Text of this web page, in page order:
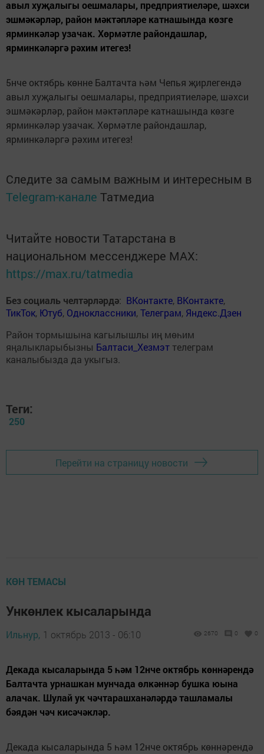
авыл хуҗалыгы оешмалары, предприятиеләре, шәхси
эшмәкәрләр, район мәктәпләре катнашында көзге
ярминкәләр узачак. Хөрмәтле райондашлар,
ярминкәләргә рәхим итегез!
5нче октябрь көнне Балтачта һәм Чепья җирлегендә
авыл хуҗалыгы оешмалары, предприятиеләре, шәхси
эшмәкәрләр, район мәктәпләре катнашында көзге
ярминкәләр узачак. Хөрмәтле райондашлар,
ярминкәләргә рәхим итегез!
Следите за самым важным и интересным в
Telegram-канале Татмедиа
Читайте новости Татарстана в
национальном мессенджере MАХ:
https://max.ru/tatmedia
Без социаль челтәрләрдә: ВКонтакте, ВКонтакте,
ТикТок, Ютуб, Одноклассники,Телеграм, Яндекс.Дзен
Район тормышына кагылышлы иң мөһим
яңалыкларыбызны Балтаси_Хезмэт телеграм
каналыбызда да укыгыз.
Теги:
250
Перейти на страницу новости
КӨН ТЕМАСЫ
Ункөнлек кысаларында
Ильнур, 1 октябрь 2013 - 06:10 2670 0 0
Декада кысаларында 5 һәм 12нче октябрь көннәрендә
Балтачта урнашкан мунчада өлкәннәр бушка юына
алачак. Шулай ук чәчтарашханәләрдә ташламалы
бәядән чәч кисәчәкләр.
Декада кысаларында 5 һәм 12нче октябрь көннәрендә